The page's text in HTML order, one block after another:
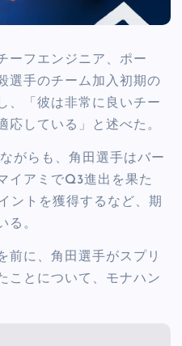
ーフエンジニア、ポー
選手のチーム加入初期の
、「彼は非常に良いチー
応している」と述べた。
がらも、角田選手はバー
イアミでQ3進出を果た
ントを獲得するなど、期
る。
前に、角田選手がスプリ
ことについて、モナハン